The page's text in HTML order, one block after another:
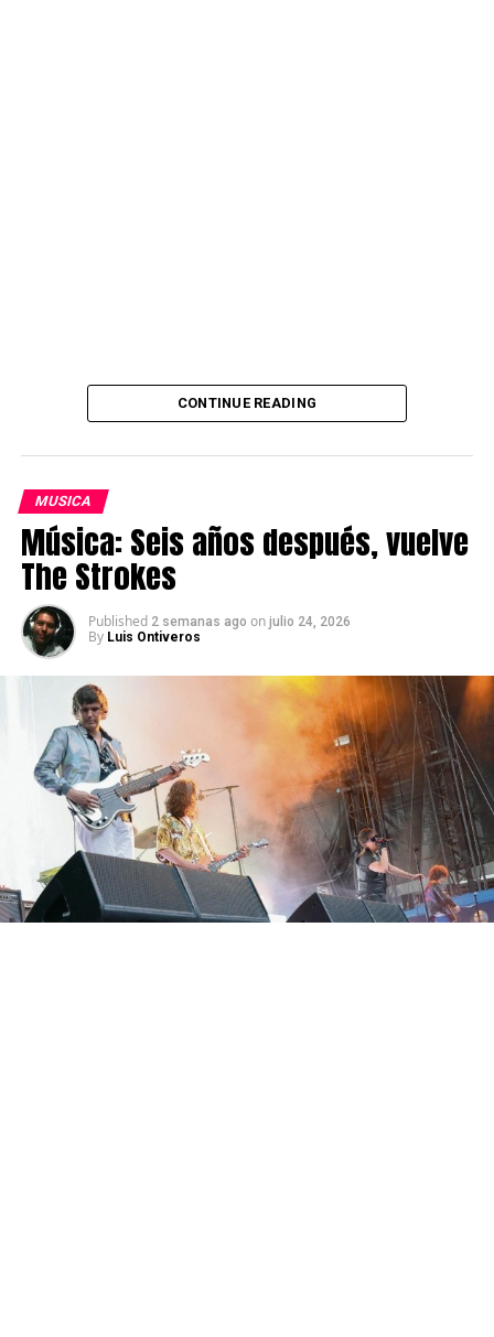
Source link
CONTINUE READING
MUSICA
Música: Seis años después, vuelve
The Strokes
Published 2 semanas ago on julio 24, 2026
By Luis Ontiveros